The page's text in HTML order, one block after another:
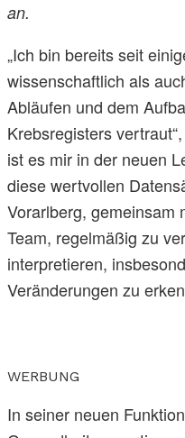
an.
„Ich bin bereits seit
wissenschaftlich als
Abläufen und dem
Krebsregisters
ist es mir in der neuen
diese wertvollen
Vorarlberg, gemeinsam
Team, regelmäßig zu
interpretieren,
Veränderungen zu
WERBUNG
In seiner neuen